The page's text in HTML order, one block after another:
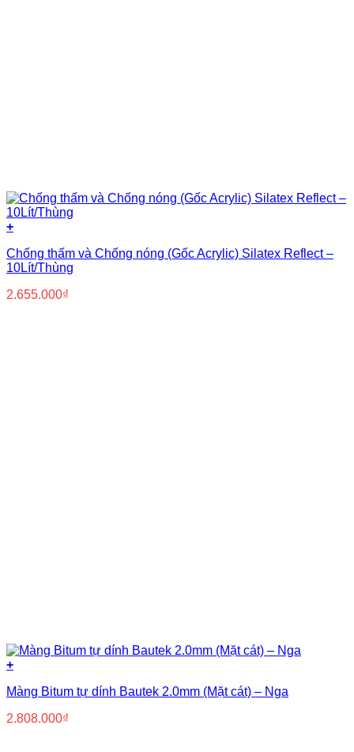
+
Chống thấm và Chống nóng (Gốc Acrylic) Silatex Reflect –
10Lít/Thùng
2.655.000₫
+
Màng Bitum tự dính Bautek 2.0mm (Mặt cát) – Nga
2.808.000₫